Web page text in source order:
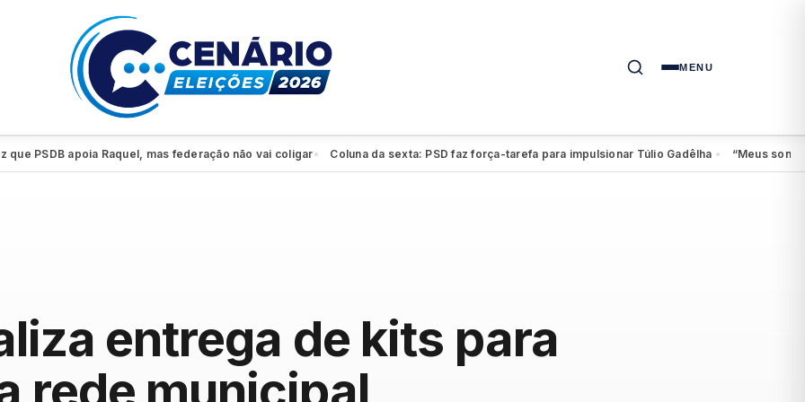
MENU
PSDB apoia Raquel, mas federação não vai coligar● Coluna da sexta: PSD faz força-tarefa para impulsionar Túlio Gadêlha ● “Meus sonhos
entrega de kits para